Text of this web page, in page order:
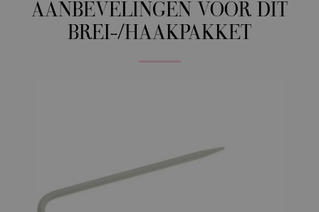
AANBEVELINGEN VOOR DIT
BREI-/HAAKPAKKET